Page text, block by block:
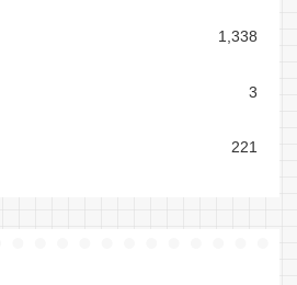
1,338
3
221